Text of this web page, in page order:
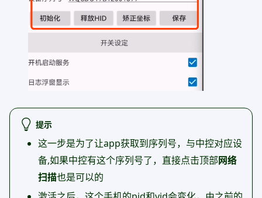
提示
这一步是为了让app获取到序列号，与中控对应设
备,如果中控有这个序列号了，直接点击顶部网络
扫描也是可以的